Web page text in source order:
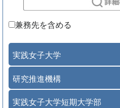
兼務先を含める
実践女子大学
研究推進機構
実践女子大学短期大学部